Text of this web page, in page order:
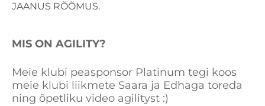
JAANUS RÕÕMUS.
MIS ON AGILITY?
Meie klubi peasponsor Platinum tegi koos
meie klubi liikmete Saara ja Edhaga toreda
ning õpetliku video agilityst :)